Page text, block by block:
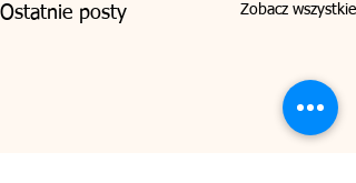
Ostatnie posty Zobacz wszystkie